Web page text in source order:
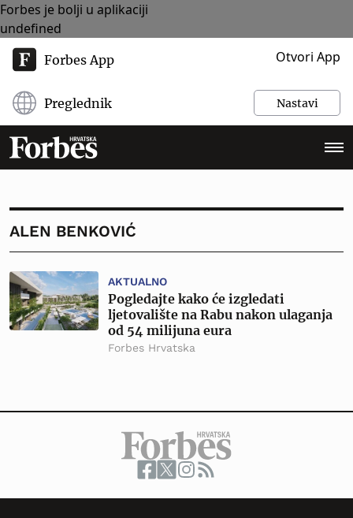
Forbes je bolji u aplikaciji
undefined
Forbes App Otvori App
Preglednik Nastavi
ALEN BENKOVIĆ
AKTUALNO
Pogledajte kako će izgledati
ljetovalište na Rabu nakon ulaganja
od 54 milijuna eura
Forbes Hrvatska